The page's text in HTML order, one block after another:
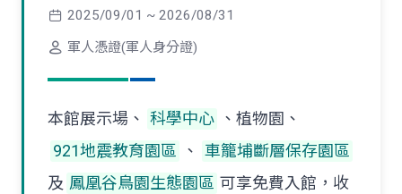
2025/09/01 ~ 2026/08/31
軍人憑證(軍人身分證)
本館展示場、 科學中心 、植物園、
921地震教育園區
、
車籠埔斷層保存園區
及 鳳凰谷鳥園生態園區 可享免費入館，收